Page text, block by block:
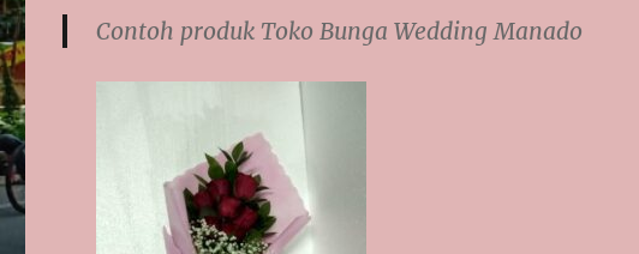
Contoh produk Toko Bunga Wedding Manado